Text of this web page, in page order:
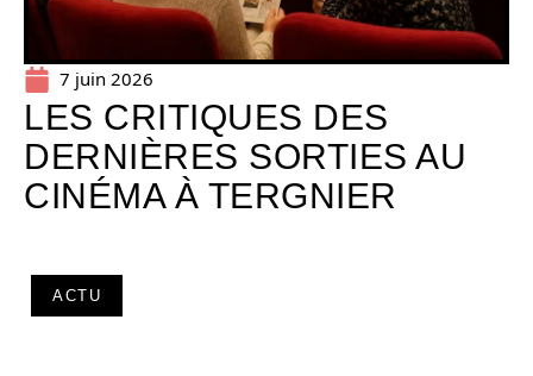
7 juin 2026
LES CRITIQUES DES
DERNIÈRES SORTIES AU
CINÉMA À TERGNIER
ACTU